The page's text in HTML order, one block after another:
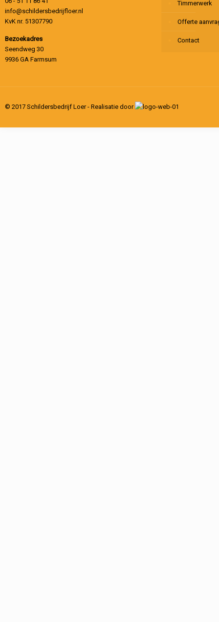
info@schildersbedrijfloer.nl
KvK nr. 51307790
Bezoekadres
Seendweg 30
9936 GA Farmsum
Timmerwerk
Offerte
Contact
© 2017 Schildersbedrijf Loer - Realisatie door